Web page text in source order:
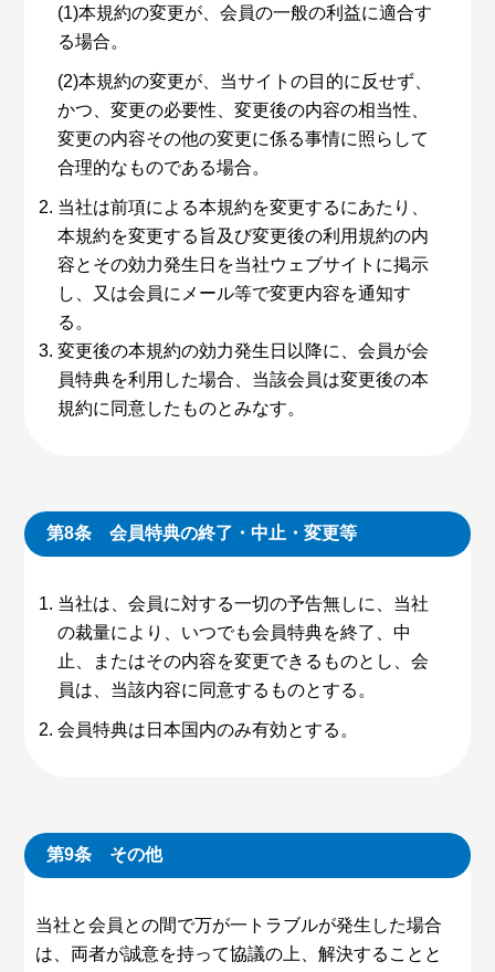
(1)本規約の変更が、会員の一般の利益に適合す
る場合。
(2)本規約の変更が、当サイトの目的に反せず、
かつ、変更の必要性、変更後の内容の相当性、
変更の内容その他の変更に係る事情に照らして
合理的なものである場合。
当社は前項による本規約を変更するにあたり、
本規約を変更する旨及び変更後の利用規約の内
容とその効力発生日を当社ウェブサイトに掲示
し、又は会員にメール等で変更内容を通知す
る。
変更後の本規約の効力発生日以降に、会員が会
員特典を利用した場合、当該会員は変更後の本
規約に同意したものとみなす。
第8条 会員特典の終了・中止・変更等
当社は、会員に対する一切の予告無しに、当社
の裁量により、いつでも会員特典を終了、中
止、またはその内容を変更できるものとし、会
員は、当該内容に同意するものとする。
会員特典は日本国内のみ有効とする。
第9条 その他
当社と会員との間で万が一トラブルが発生した場合
は、両者が誠意を持って協議の上、解決することと